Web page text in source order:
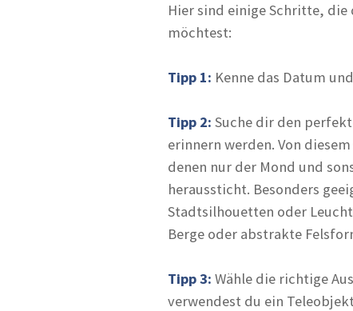
Hier sind einige Schritte,
möchtest:
Tipp 1: Kenne das Datum
Tipp 2: Suche dir den
erinnern werden. Von
denen nur der Mond und
heraussticht. Besonders
Stadtsilhouetten oder
Berge oder abstrakte
Tipp 3: Wähle die richtige
verwendest du ein